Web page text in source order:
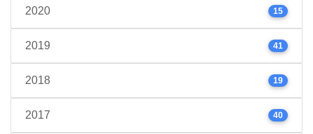
2020 15
2019 41
2018 19
2017 40